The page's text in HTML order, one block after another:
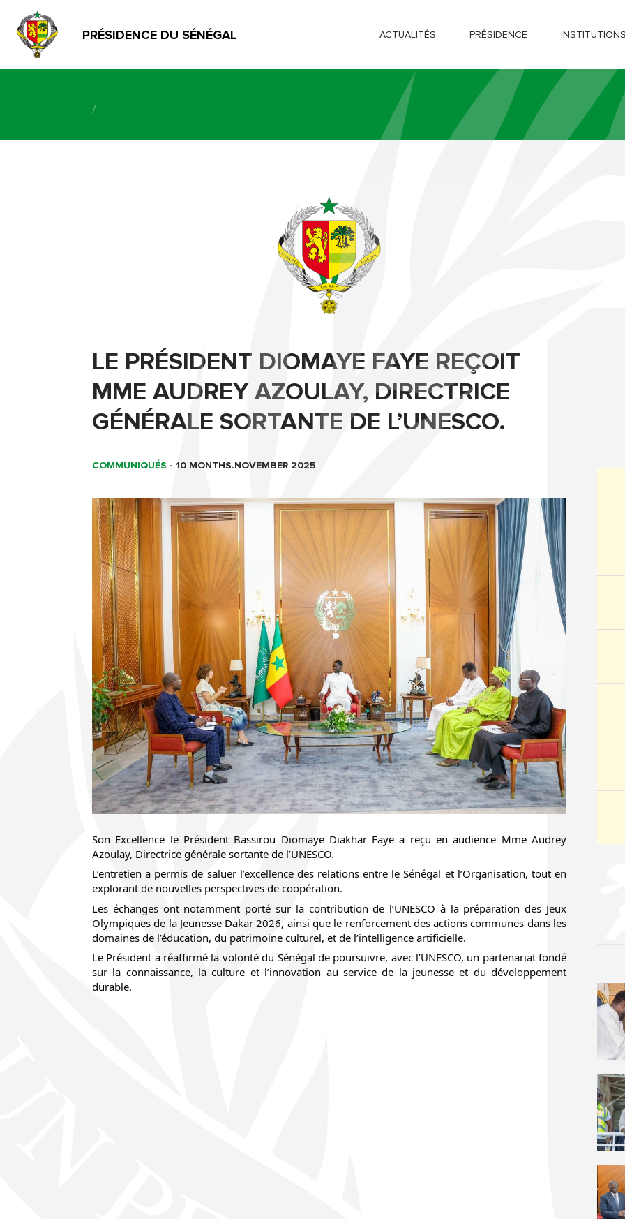
PRÉSIDENCE DU SÉNÉGAL ACTUALITÉS PRÉSIDENCE
/
LE PRÉSIDENT DIOMAYE FAYE REÇOIT
MME AUDREY AZOULAY, DIRECTRICE
GÉNÉRALE SORTANTE DE L’UNESCO.
COMMUNIQUÉS - 10 MONTHS.NOVEMBER 2025
Son Excellence le Président Bassirou Diomaye Diakhar Faye a reçu en audience Mme Audrey
Azoulay, Directrice générale sortante de l’UNESCO.
L’entretien a permis de saluer l’excellence des relations entre le Sénégal et l’Organisation, tout en
explorant de nouvelles perspectives de coopération.
Les échanges ont notamment porté sur la contribution de l’UNESCO à la préparation des Jeux
Olympiques de la Jeunesse Dakar 2026, ainsi que le renforcement des actions communes dans les
domaines de l’éducation, du patrimoine culturel, et de l’intelligence artificielle.
Le Président a réaffirmé la volonté du Sénégal de poursuivre, avec l’UNESCO, un partenariat fondé
sur la connaissance, la culture et l’innovation au service de la jeunesse et du développement
durable.